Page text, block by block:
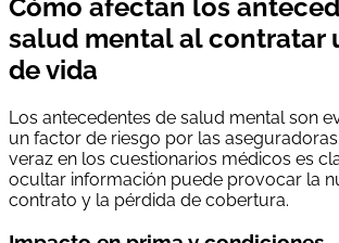
Cómo afectan los
salud mental al contratar
de vida
Los antecedentes de salud mental son
un factor de riesgo por las
veraz en los cuestionarios médicos es
ocultar información puede provocar la
contrato y la pérdida de cobertura.